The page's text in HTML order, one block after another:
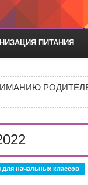
сайт
ПИТАНИЯ
ЭПИДЕМИЯ
ПРИЕМА
ОБ
О
начальных классов